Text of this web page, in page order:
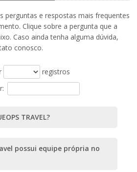
perguntas e respostas mais frequentes
Clique sobre a pergunta que a
Caso ainda tenha alguma dúvida,
conosco.
registros
TRAVEL?
possui equipe própria no